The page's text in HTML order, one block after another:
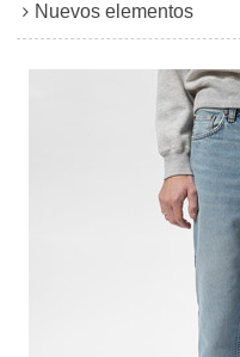
Nuevos elementos